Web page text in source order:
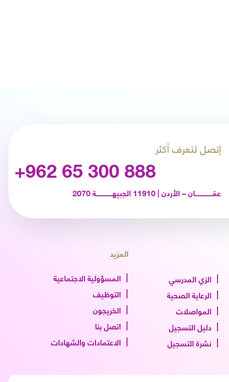
إتصل لتعرف أكثر
+962 65 300 888
عمّـــــــــــــــــان – الأردن | 11910 الجبيهــــــــــــــــة 2070
الزي المدرسي
الرعاية الصحية
المواصلات
دليل التسجيل
نشرة التسجيل
المزيد
المسؤولية الاجتماعية
التوظيف
الخريجون
اتصل بنا
الاعتمادات والشهادات